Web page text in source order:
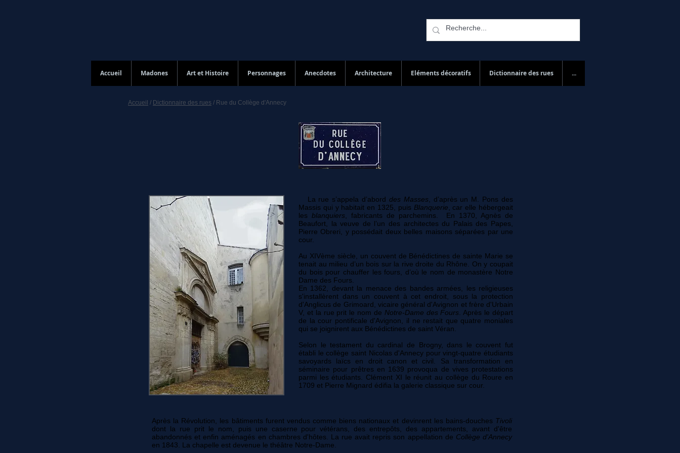
Accueil Madones Art et Histoire Personnages Anecdotes Architecture Eléments décoratifs Dictionnaire des rues ...
Accueil / Dictionnaire des rues / Rue du Collège d'Annecy
La rue s’appela d’abord des Masses, d’après un M. Pons des
Massis qui y habitait en 1325, puis Blanquerie , car elle hébergeait
les blanquiers , fabricants de parchemins. En 1370, Agnès de
Beaufort, la veuve de l’un des architectes du Palais des Papes,
Pierre Obreri, y possédait deux belles maisons séparées par une
cour.
Au XIVème siècle, un couvent de Bénédictines de sainte Marie se
tenait au milieu d’un bois sur la rive droite du Rhône. On y coupait
du bois pour chauffer les fours, d’où le nom de monastère Notre
Dame des Fours.
En 1362, devant la menace des bandes armées, les religieuses
s'installèrent dans un couvent à cet endroit, sous la protection
d'Anglicus de Grimoard, vicaire général d'Avignon et frère d'Urbain
V, et la rue prit le nom de Notre-Dame des Fours . Après le départ
de la cour pontificale d'Avignon, il ne restait que quatre moniales
qui se joignirent aux Bénédictines de saint Véran.
Selon le testament du cardinal de Brogny, dans le couvent fut
établi le collège saint Nicolas d'Annecy pour vingt-quatre étudiants
savoyards laïcs en droit canon et civil. Sa transformation en
séminaire pour prêtres en 1639 provoqua de vives protestations
parmi les étudiants. Clément XI le réunit au collège du Roure en
1709 et Pierre Mignard édifia la galerie classique sur cour.
Après la Révolution, les bâtiments furent vendus comme biens nationaux et devinrent les bains-douches Tivoli
dont la rue prit le nom, puis une caserne pour vétérans, des entrepôts, des appartements, avant d'être
abandonnés et enfin aménagés en chambres d'hôtes. La rue avait repris son appellation de Collège d'Annecy
en 1843. La chapelle est devenue le théâtre Notre-Dame.